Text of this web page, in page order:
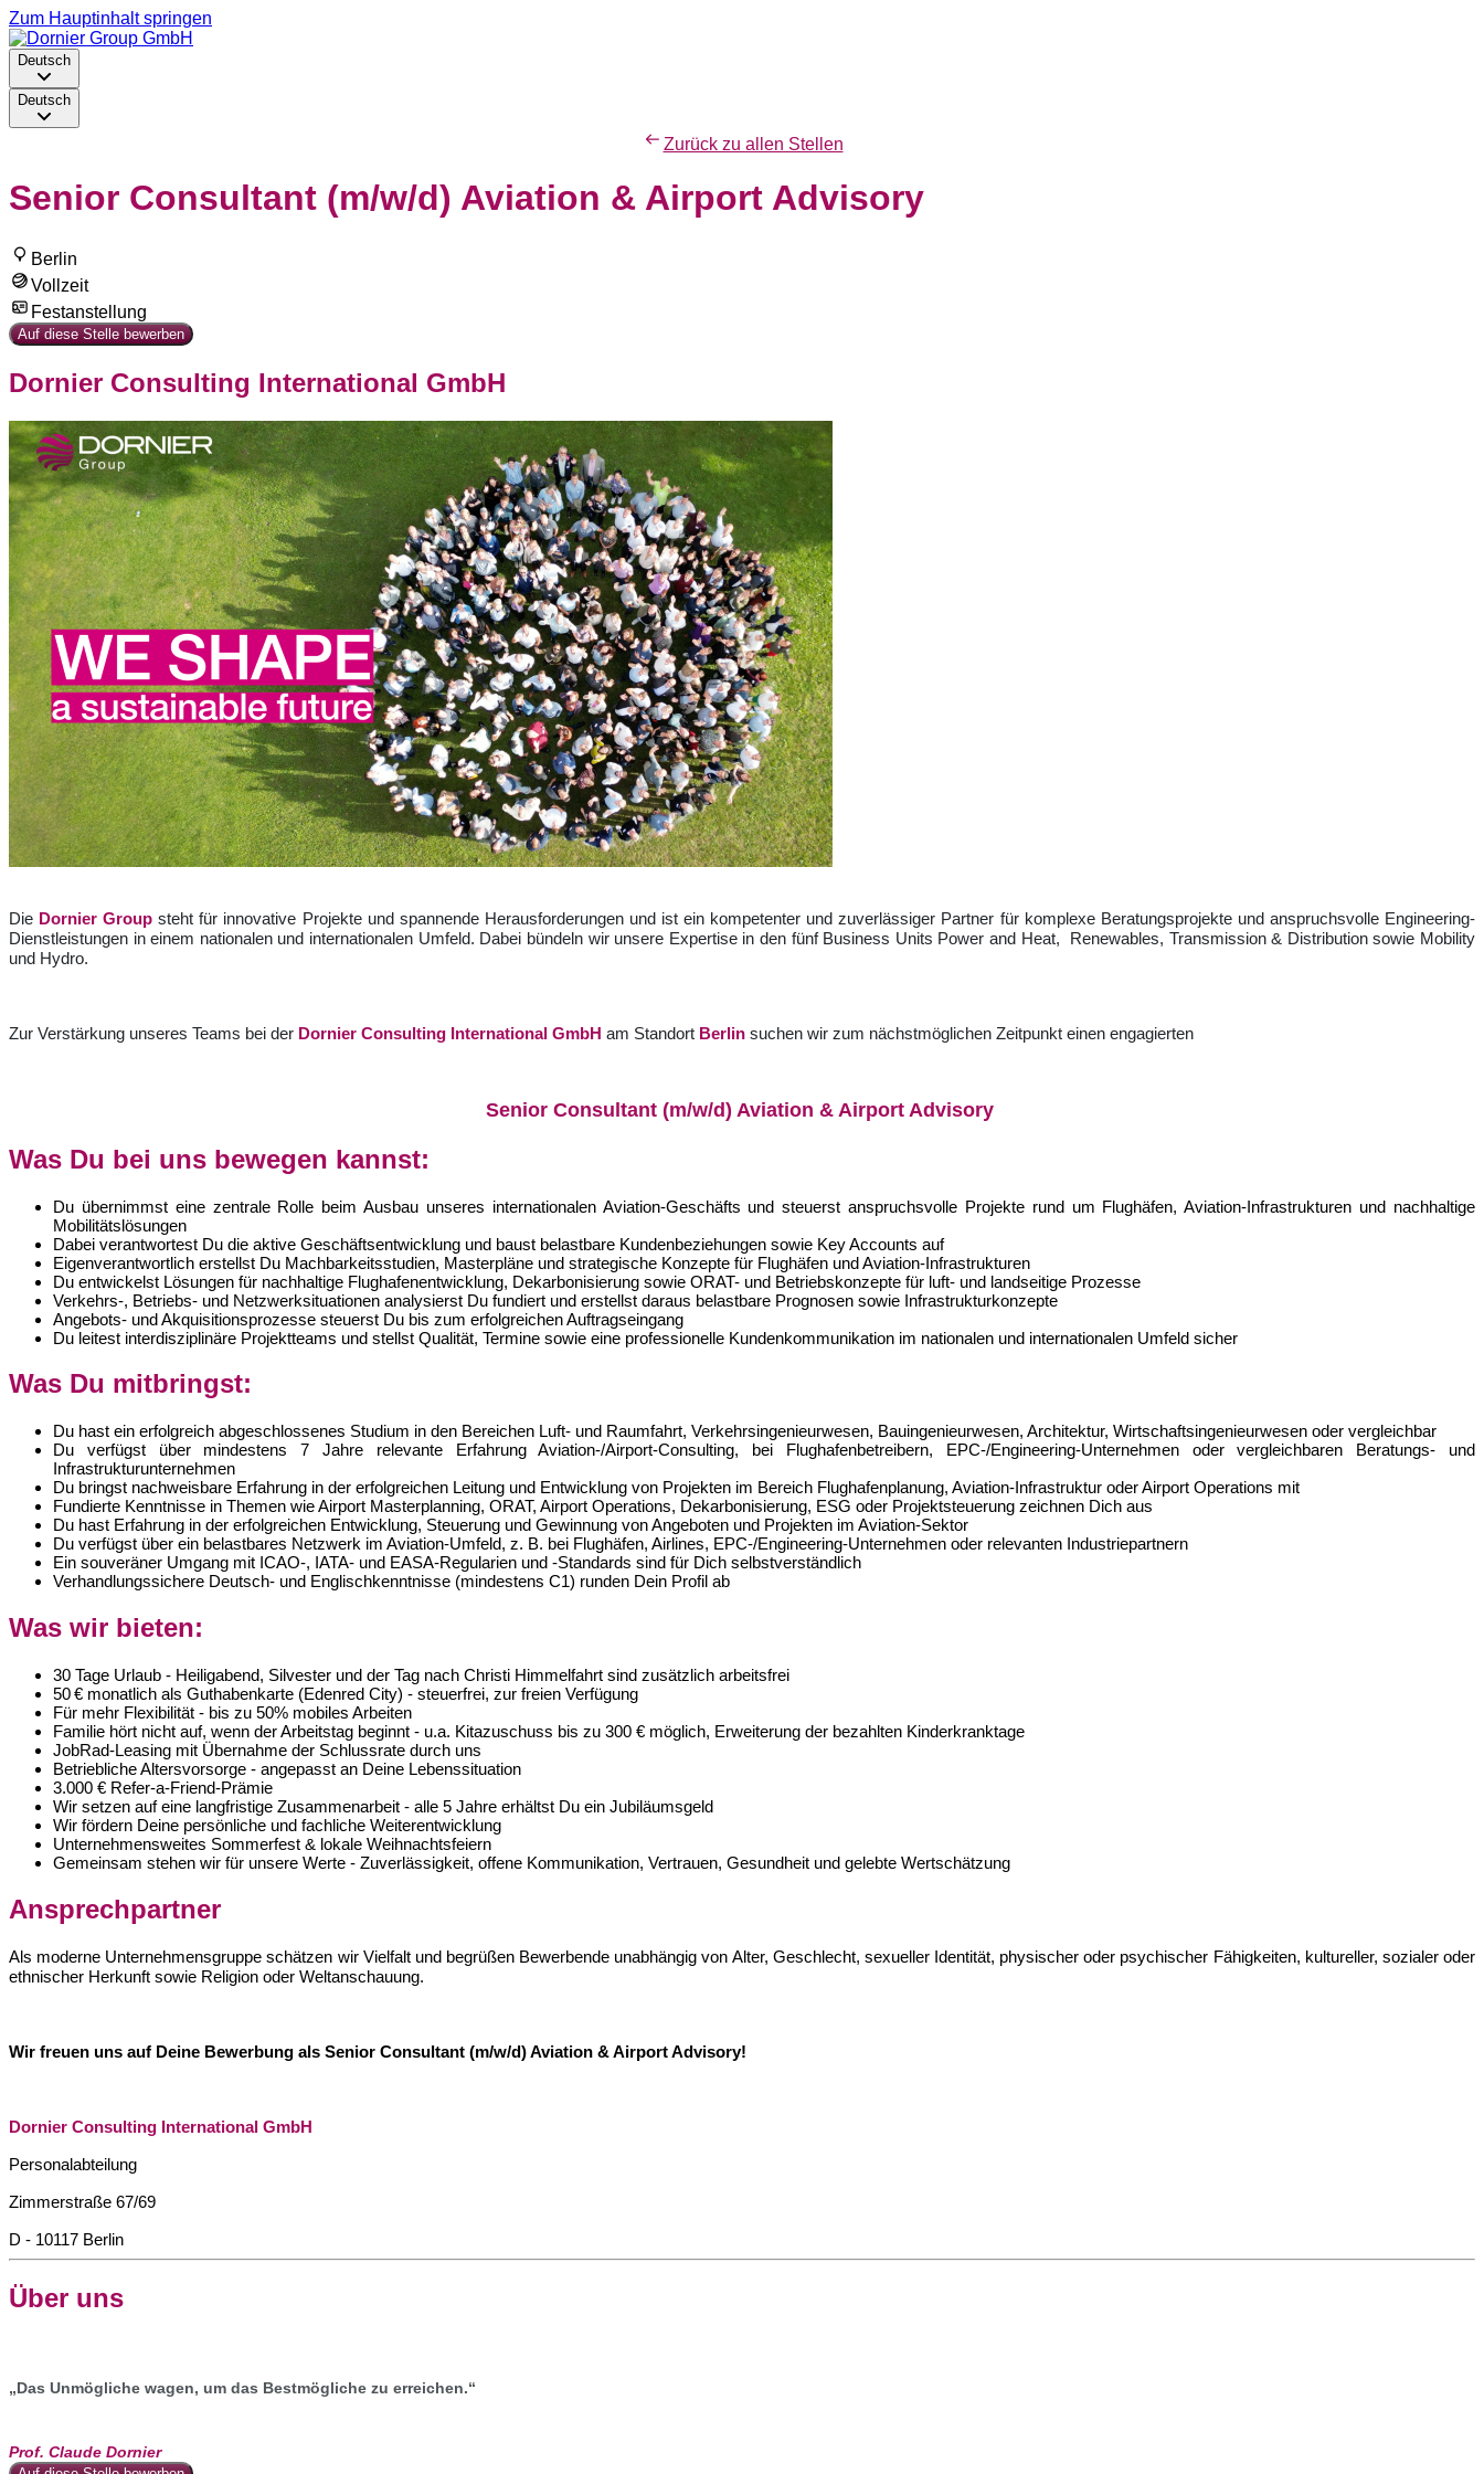
Zum Hauptinhalt springen
Deutsch
Deutsch
Zurück zu allen Stellen
Senior Consultant (m/w/d) Aviation & Airport Advisory
Berlin
Vollzeit
Festanstellung
Auf diese Stelle bewerben
Dornier Consulting International GmbH
Die Dornier Group steht für innovative Projekte und spannende Herausforderungen und ist ein kompetenter und zuverlässiger Partner für komplexe Beratungsprojekte und anspruchsvolle Engineering-
Dienstleistungen in einem nationalen und internationalen Umfeld. Dabei bündeln wir unsere Expertise in den fünf Business Units Power and Heat, Renewables, Transmission & Distributionsowie Mobility
und Hydro.
Zur Verstärkung unseres Teams bei der Dornier Consulting International GmbH am Standort Berlin suchen wir zum nächstmöglichen Zeitpunkt einen engagierten
Senior Consultant (m/w/d) Aviation & Airport Advisory
Was Du bei uns bewegen kannst:
Du übernimmst eine zentrale Rolle beim Ausbau unseres internationalen Aviation-Geschäfts und steuerst anspruchsvolle Projekte rund um Flughäfen, Aviation-Infrastrukturen und nachhaltige
Mobilitätslösungen
Dabei verantwortest Du die aktive Geschäftsentwicklung und baust belastbare Kundenbeziehungen sowie Key Accounts auf
Eigenverantwortlich erstellst Du Machbarkeitsstudien, Masterpläne und strategische Konzepte für Flughäfen und Aviation-Infrastrukturen
Du entwickelst Lösungen für nachhaltige Flughafenentwicklung, Dekarbonisierung sowie ORAT- und Betriebskonzepte für luft- und landseitige Prozesse
Verkehrs-, Betriebs- und Netzwerksituationen analysierst Du fundiert und erstellst daraus belastbare Prognosen sowie Infrastrukturkonzepte
Angebots- und Akquisitionsprozesse steuerst Du bis zum erfolgreichen Auftragseingang
Du leitest interdisziplinäre Projektteams und stellst Qualität, Termine sowie eine professionelle Kundenkommunikation im nationalen und internationalen Umfeld sicher
Was Du mitbringst:
Du hast ein erfolgreich abgeschlossenes Studium in den Bereichen Luft- und Raumfahrt, Verkehrsingenieurwesen, Bauingenieurwesen, Architektur, Wirtschaftsingenieurwesen oder vergleichbar
Du verfügst über mindestens 7 Jahre relevante Erfahrung Aviation-/Airport-Consulting, bei Flughafenbetreibern, EPC-/Engineering-Unternehmen oder vergleichbaren Beratungs- und
Infrastrukturunternehmen
Du bringst nachweisbare Erfahrung in der erfolgreichen Leitung und Entwicklung von Projekten im Bereich Flughafenplanung, Aviation-Infrastruktur oder Airport Operations mit
Fundierte Kenntnisse in Themen wie Airport Masterplanning, ORAT, Airport Operations, Dekarbonisierung, ESG oder Projektsteuerung zeichnen Dich aus
Du hast Erfahrung in der erfolgreichen Entwicklung, Steuerung und Gewinnung von Angeboten und Projekten im Aviation-Sektor
Du verfügst über ein belastbares Netzwerk im Aviation-Umfeld, z. B. bei Flughäfen, Airlines, EPC-/Engineering-Unternehmen oder relevanten Industriepartnern
Ein souveräner Umgang mit ICAO-, IATA- und EASA-Regularien und -Standards sind für Dich selbstverständlich
Verhandlungssichere Deutsch- und Englischkenntnisse (mindestens C1) runden Dein Profil ab
Was wir bieten:
30 Tage Urlaub - Heiligabend, Silvester und der Tag nach Christi Himmelfahrt sind zusätzlich arbeitsfrei
50 € monatlich als Guthabenkarte (Edenred City) - steuerfrei, zur freien Verfügung
Für mehr Flexibilität - bis zu 50% mobiles Arbeiten
Familie hört nicht auf, wenn der Arbeitstag beginnt - u.a. Kitazuschuss bis zu 300 € möglich, Erweiterung der bezahlten Kinderkranktage
JobRad-Leasing mit Übernahme der Schlussrate durch uns
Betriebliche Altersvorsorge - angepasst an Deine Lebenssituation
3.000 € Refer-a-Friend-Prämie
Wir setzen auf eine langfristige Zusammenarbeit - alle 5 Jahre erhältst Du ein Jubiläumsgeld
Wir fördern Deine persönliche und fachliche Weiterentwicklung
Unternehmensweites Sommerfest & lokale Weihnachtsfeiern
Gemeinsam stehen wir für unsere Werte - Zuverlässigkeit, offene Kommunikation, Vertrauen, Gesundheit und gelebte Wertschätzung
Ansprechpartner
Als moderne Unternehmensgruppe schätzen wir Vielfalt und begrüßen Bewerbende unabhängig von Alter, Geschlecht, sexueller Identität, physischer oder psychischer Fähigkeiten, kultureller, sozialer oder
ethnischer Herkunft sowie Religion oder Weltanschauung.
Wir freuen uns auf Deine Bewerbung als Senior Consultant (m/w/d) Aviation & Airport Advisory!
Dornier Consulting International GmbH
Personalabteilung
Zimmerstraße 67/69
D - 10117 Berlin
Über uns
„Das Unmögliche wagen, um das Bestmögliche zu erreichen.“
Prof. Claude Dornier